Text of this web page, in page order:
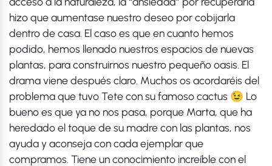
hizo que aumentase nuestro deseo por cobijarla
dentro de casa. El caso es que en cuanto hemos
podido, hemos llenado nuestros espacios de nuevas
plantas, para construirnos nuestro pequeño oasis. El
drama viene después claro. Muchos os acordaréis del
problema que tuvo Tete con su famoso cactus 😉 Lo
bueno es que ya no nos pasa, porque Marta, que ha
heredado el toque de su madre con las plantas, nos
ayuda y aconseja con cada ejemplar que
compramos. Tiene un conocimiento increíble con el